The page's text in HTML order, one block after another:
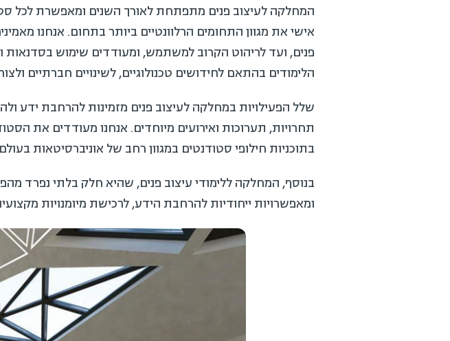
המחלקה לעיצוב פנים מתפתחת לאורך השנים ומאפשרת לכל
אישי את מגוון התחומים הרלוונטיים ביותר בתחום. אנחנו
פנים, ועד לריהוט הקרוב למשתמש, ומעודדים שימוש
הלימודים בהתאם לחידושים טכנולוגיים, לשינויים חברתיים
שלל הפעילויות במחלקה לעיצוב פנים מזמינות להרחבת ידע
תחרויות, תערוכות ואירועים מיוחדים. אנחנו מעודדים את
בתוכניות חילופי סטודנטים במגוון רחב של אוניברסיטאות
בנוסף, המחלקה ללימודי עיצוב פנים, שהיא חלק בלתי נפרד
ומאפשרויות ייחודיות להרחבת הידע, לרכישת מיומנויות